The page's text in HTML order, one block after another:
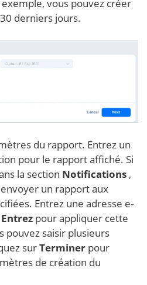
vous pouvez créer
derniers jours.
du rapport. Entrez un
pour le rapport affiché. Si
la section Notifications ,
un rapport aux
Entrez une adresse e-
Entrez pour appliquer cette
pouvez saisir plusieurs
surTerminer pour
de création du